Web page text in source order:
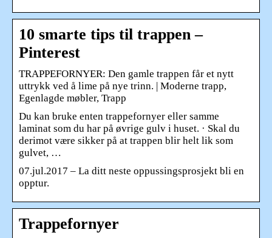
10 smarte tips til trappen –
Pinterest
TRAPPEFORNYER: Den gamle trappen får et nytt
uttrykk ved å lime på nye trinn. | Moderne trapp,
Egenlagde møbler, Trapp
Du kan bruke enten trappefornyer eller samme
laminat som du har på øvrige gulv i huset. · Skal du
derimot være sikker på at trappen blir helt lik som
gulvet, …
07.jul.2017 – La ditt neste oppussingsprosjekt bli en
opptur.
Trappefornyer